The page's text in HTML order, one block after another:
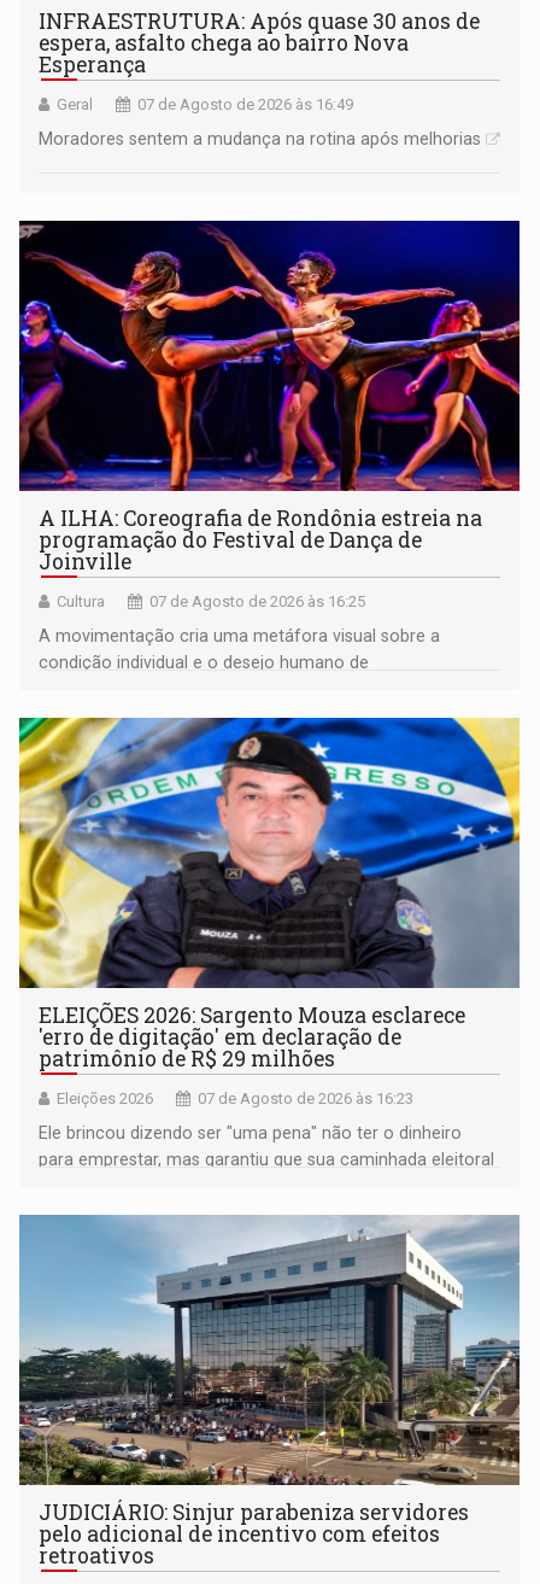
INFRAESTRUTURA: Após quase 30 anos de
espera, asfalto chega ao bairro Nova
Esperança
Geral 07 de Agosto de 2026 às 16:49
Moradores sentem a mudança na rotina após melhorias
A ILHA: Coreografia de Rondônia estreia na
programação do Festival de Dança de
Joinville
Cultura 07 de Agosto de 2026 às 16:25
A movimentação cria uma metáfora visual sobre a
condição individual e o desejo humano de
ELEIÇÕES 2026: Sargento Mouza esclarece
'erro de digitação' em declaração de
patrimônio de R$ 29 milhões
Eleições 2026 07 de Agosto de 2026 às 16:23
Ele brincou dizendo ser "uma pena" não ter o dinheiro
para emprestar, mas garantiu que sua caminhada eleitoral
JUDICIÁRIO: Sinjur parabeniza servidores
pelo adicional de incentivo com efeitos
retroativos